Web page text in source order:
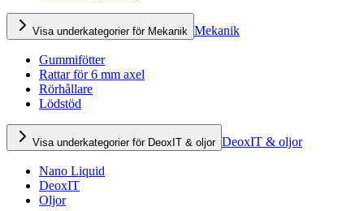
Visa underkategorier för Mekanik Mekanik
Gummifötter
Rattar för 6 mm axel
Rörhållare
Lödstöd
Visa underkategorier för DeoxIT & oljor DeoxIT & oljor
Nano Liquid
DeoxIT
Oljor